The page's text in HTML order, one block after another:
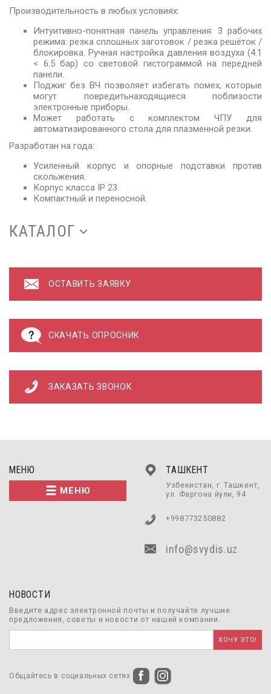
КАТАЛОГ
ОСТАВИТЬ ЗАЯВКУ
СКАЧАТЬ ОПРОСНИК
ЗАКАЗАТЬ ЗВОНОК
Производительность в любых условиях:
Интуитивно-понятная панель управления: 3 рабочих
режима: резка сплошных заготовок / резка решёток /
блокировка. Ручная настройка давления воздуха (4.1
< 6.5 бар) со световой гистограммой на передней
панели.
Поджиг без ВЧ позволяет избегать помех, которые
могут повредитьнаходящиеся поблизости
электронные приборы.
Может работать с комплектом ЧПУ для
автоматизированного стола для плазменной резки.
Разработан на года:
Усиленный корпус и опорные подставки против
скольжения.
Корпус класса IP 23.
Компактный и переносной.
МЕНЮ
МЕНЮ
ТАШКЕНТ
Узбекистан, г. Ташкент,
ул. Фаргона йули, 94
+998773250882
info@svydis.uz
НОВОСТИ
Введите адрес электронной почты и получайте лучшие
предложения, советы и новости от нашей компании.
Общайтесь в социальных сетях